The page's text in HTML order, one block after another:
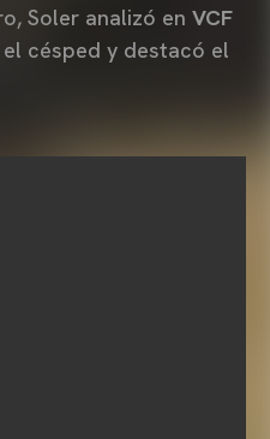
Soler analizó en VCF
césped y destacó el